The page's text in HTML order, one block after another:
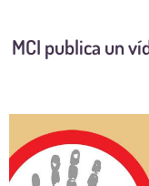
MCI publica un